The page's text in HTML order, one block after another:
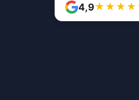
4,9★ ★ ★ ★